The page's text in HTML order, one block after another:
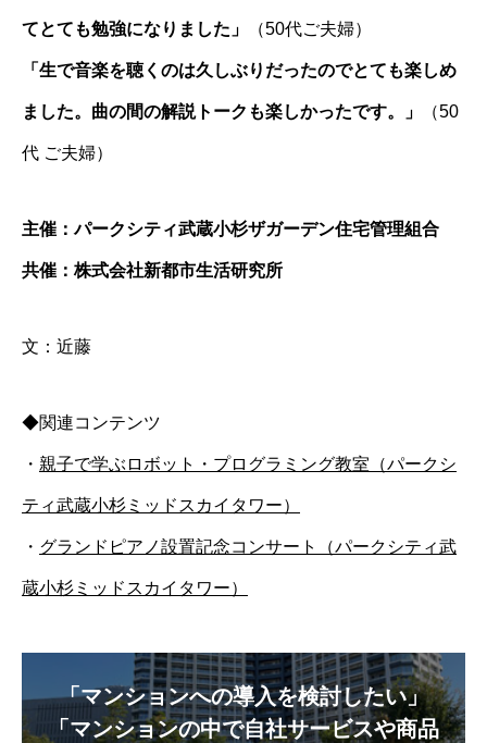
てとても勉強になりました」 （50代ご夫婦）
「生で音楽を聴くのは久しぶりだったのでとても楽しめ
ました。曲の間の解説トークも楽しかったです。」 （50
代 ご夫婦）
主催：パークシティ武蔵小杉ザガーデン住宅管理組合
共催：株式会社新都市生活研究所
文：近藤
◆関連コンテンツ
・ 親子で学ぶロボット・プログラミング教室（パークシ
ティ武蔵小杉ミッドスカイタワー）
・ グランドピアノ設置記念コンサート（パークシティ武
蔵小杉ミッドスカイタワー）
「マンションへの導入を検討したい」
「マンションの中で自社サービスや商品